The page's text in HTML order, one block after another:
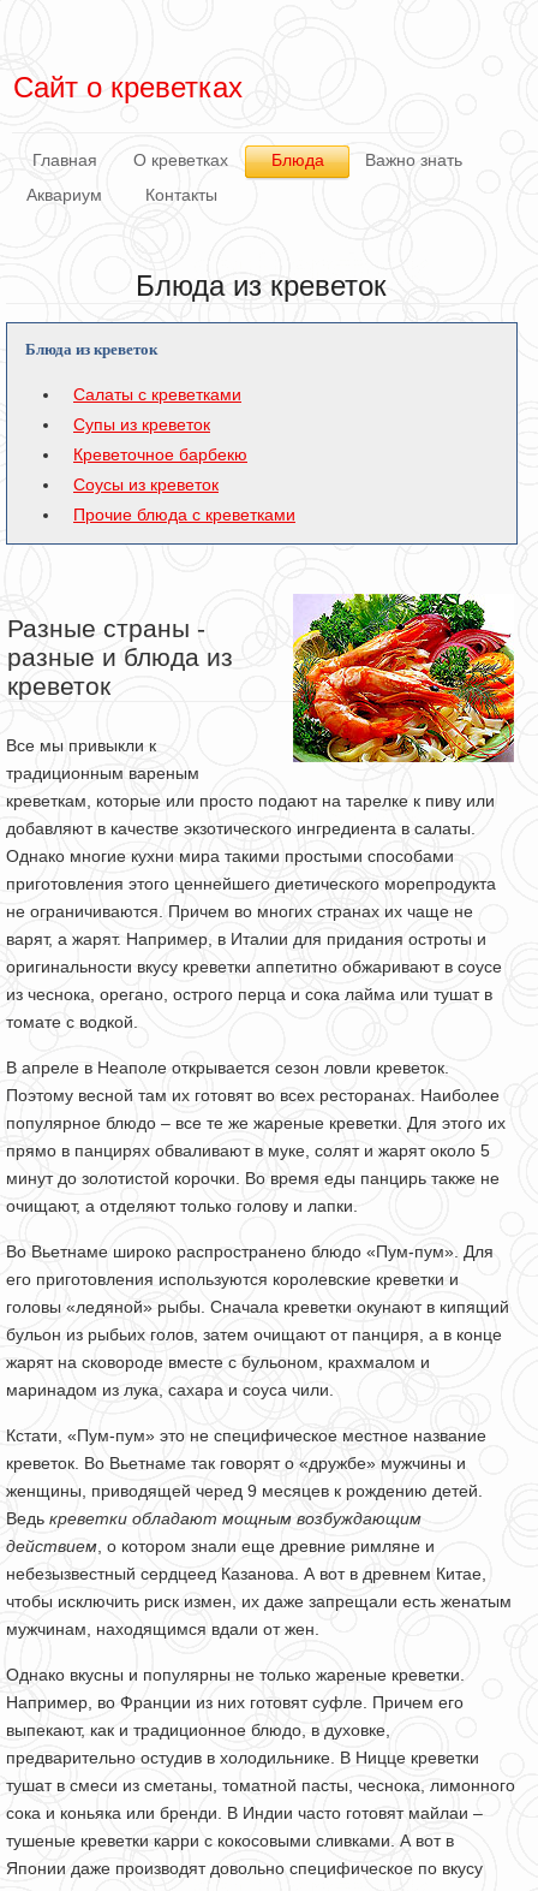
Сайт о креветках
Главная О креветках Блюда
Важно знать
Аквариум
Контакты
Блюда из креветок
Блюда из креветок
Салаты с креветками
Супы из креветок
Креветочное барбекю
Соусы из креветок
Прочие блюда с креветками
Разные страны -
разные и блюда из
креветок
Все мы привыкли к
традиционным вареным
креветкам, которые или просто подают на тарелке к пиву или
добавляют в качестве экзотического ингредиента в салаты.
Однако многие кухни мира такими простыми способами
приготовления этого ценнейшего диетического морепродукта
не ограничиваются. Причем во многих странах их чаще не
варят, а жарят. Например, в Италии для придания остроты и
оригинальности вкусу креветки аппетитно обжаривают в соусе
из чеснока, орегано, острого перца и сока лайма или тушат в
томате с водкой.
В апреле в Неаполе открывается сезон ловли креветок.
Поэтому весной там их готовят во всех ресторанах. Наиболее
популярное блюдо – все те же жареные креветки. Для этого их
прямо в панцирях обваливают в муке, солят и жарят около 5
минут до золотистой корочки. Во время еды панцирь также не
очищают, а отделяют только голову и лапки.
Во Вьетнаме широко распространено блюдо «Пум-пум». Для
его приготовления используются королевские креветки и
головы «ледяной» рыбы. Сначала креветки окунают в кипящий
бульон из рыбьих голов, затем очищают от панциря, а в конце
жарят на сковороде вместе с бульоном, крахмалом и
маринадом из лука, сахара и соуса чили.
Кстати, «Пум-пум» это не специфическое местное название
креветок. Во Вьетнаме так говорят о «дружбе» мужчины и
женщины, приводящей черед 9 месяцев к рождению детей.
Ведь креветки обладают мощным возбуждающим
действием , о котором знали еще древние римляне и
небезызвестный сердцеед Казанова. А вот в древнем Китае,
чтобы исключить риск измен, их даже запрещали есть женатым
мужчинам, находящимся вдали от жен.
Однако вкусны и популярны не только жареные креветки.
Например, во Франции из них готовят суфле. Причем его
выпекают, как и традиционное блюдо, в духовке,
предварительно остудив в холодильнике. В Ницце креветки
тушат в смеси из сметаны, томатной пасты, чеснока, лимонного
сока и коньяка или бренди. В Индии часто готовят майлаи –
тушеные креветки карри с кокосовыми сливками. А вот в
Японии даже производят довольно специфическое по вкусу